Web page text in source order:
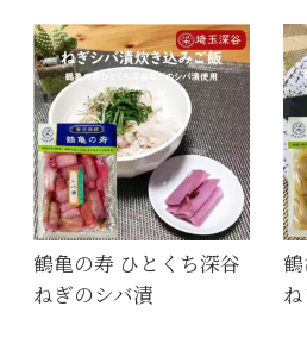
鶴亀の寿 ひとくち深谷
ねぎのシバ漬